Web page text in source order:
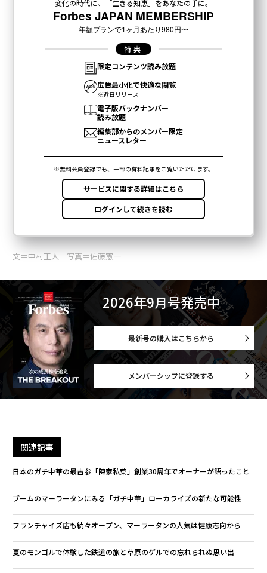
文＝中村正人 写真＝佐藤憲一
2026年9月号発売中
最新号の購入はこちらから
メンバーシップに登録する
関連記事
日本のガチ中華の最古参「陳家私菜」創業30周年でオーナーが語ったこと
ブームのマーラータンにみる「ガチ中華」ローカライズの新たな可能性
フランチャイズ店も続々オープン、マーラータンの人気は健康志向から
夏のモンゴルで体験した鉄道の旅と草原のゲルでの忘れられぬ思い出